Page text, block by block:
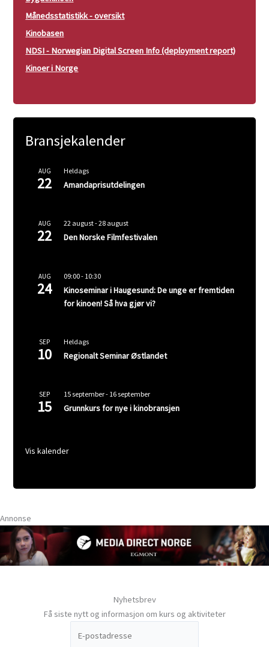
Månedsstatistikk - oversikt
Kinobasen
NDSI - Norwegian Digital Screen Info (deployment report)
Kinoer i Norge
Bransjekalender
AUG
22
Heldags
Amandaprisutdelingen
AUG
22
22 august-28 august
Den Norske Filmfestivalen
AUG
24
09:00- 10:30
Kinoseminar i Haugesund: De unge er fremtiden
for kinoen! Så hva gjør vi?
SEP
10
Heldags
Regionalt Seminar Østlandet
SEP
15
15 september- 16 september
Grunnkurs for nye i kinobransjen
Vis kalender
Annonse
Nyhetsbrev
Få siste nytt og informasjon om kurs og aktiviteter